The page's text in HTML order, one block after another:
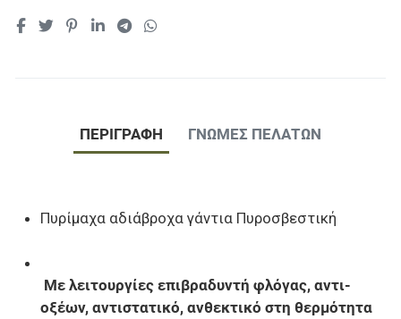
ΠΕΡΙΓΡΑΦΉ ΓΝΏΜΕΣ ΠΕΛΑΤΏΝ
Πυρίμαχα αδιάβροχα γάντια Πυροσβεστική
Με λειτουργίες επιβραδυντή φλόγας, αντι-
οξέων, αντιστατικό, ανθεκτικό στη θερμότητα